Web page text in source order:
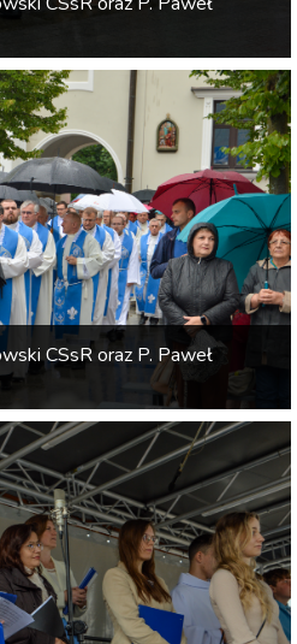
CSsR oraz P. Paweł